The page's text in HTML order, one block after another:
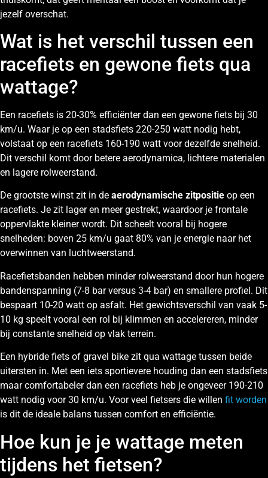
jezelf overschat.
Wat is het verschil tussen een
racefiets en gewone fiets qua
wattage?
Een racefiets is 20-30% efficiënter dan een gewone fiets bij 30
km/u. Waar je op een stadsfiets 220-250 watt nodig hebt,
volstaat op een racefiets 160-190 watt voor dezelfde snelheid.
Dit verschil komt door betere aerodynamica, lichtere materialen
en lagere rolweerstand.
De grootste winst zit in de aerodynamische zitpositie op een
racefiets. Je zit lager en meer gestrekt, waardoor je frontale
oppervlakte kleiner wordt. Dit scheelt vooral bij hogere
snelheden: boven 25 km/u gaat 80% van je energie naar het
overwinnen van luchtweerstand.
Racefietsbanden hebben minder rolweerstand door hun hogere
bandenspanning (7-8 bar versus 3-4 bar) en smallere profiel. Dit
bespaart 10-20 watt op asfalt. Het gewichtsverschil van vaak 5-
10 kg speelt vooral een rol bij klimmen en accelereren, minder
bij constante snelheid op vlak terrein.
Een hybride fiets of gravel bike zit qua wattage tussen beide
uitersten in. Met een iets sportievere houding dan een stadsfiets
maar comfortabeler dan een racefiets heb je ongeveer 190-210
watt nodig voor 30 km/u. Voor veel fietsers die willen fit worden
is dit de ideale balans tussen comfort en efficiëntie.
Hoe kun je je wattage meten
tijdens het fietsen?